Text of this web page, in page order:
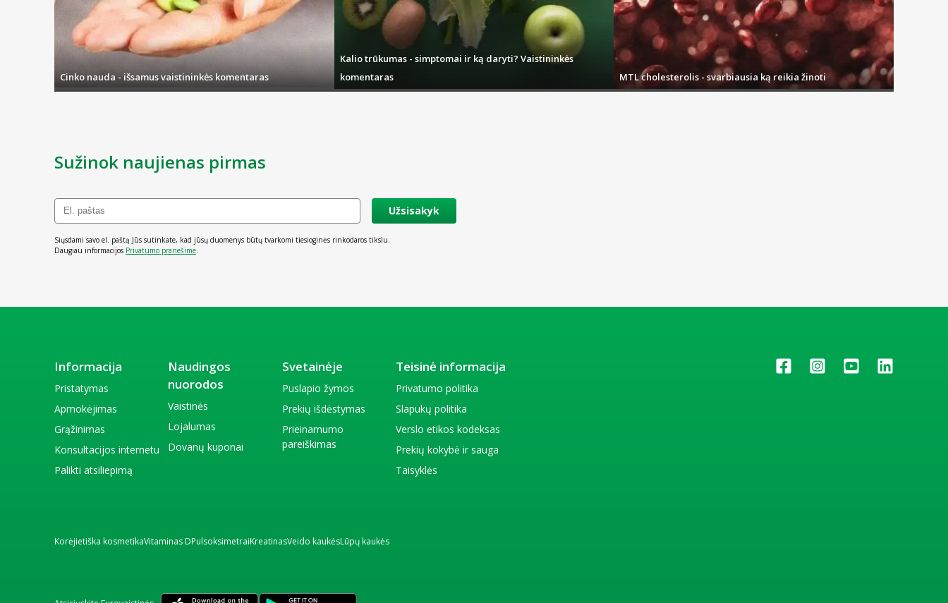
Cinko nauda - išsamus vaistininkės komentaras
Kalio trūkumas - simptomai ir ką daryti? Vaistininkės
komentaras
MTL cholesterolis - svarbiausia ką reikia žinoti
Sužinok naujienas pirmas
Užsisakyk
Siųsdami savo el. paštą Jūs sutinkate, kad jūsų duomenys būtų tvarkomi tiesioginės rinkodaros tikslu.
Daugiau informacijos Privatumo pranešime
Informacija
Pristatymas
Apmokėjimas
Grąžinimas
Konsultacijos internetu
Palikti atsiliepimą
Naudingos
nuorodos
Vaistinės
Lojalumas
Dovanų kuponai
Svetainėje
Puslapio žymos
Prekių išdėstymas
Prieinamumo
pareiškimas
Teisinė informacija
Privatumo politika
Slapukų politika
Verslo etikos kodeksas
Prekių kokybė ir sauga
Taisyklės
Korėjietiška kosmetikaVitaminas DPulsoksimetraiKreatinasVeido kaukėsLūpų kaukės